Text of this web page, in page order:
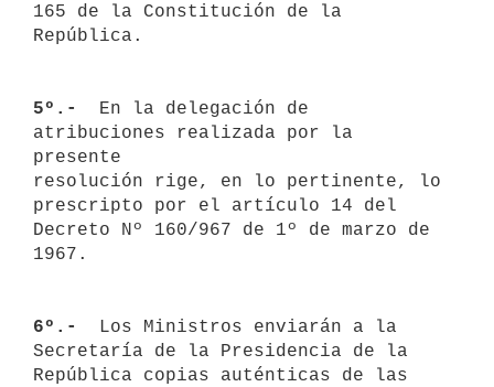
165 de la Constitución de la
República.
5º.-
En la delegación de
atribuciones realizada por la
presente
resolución rige, en lo pertinente, lo
prescripto por el artículo 14 del
Decreto Nº 160/967 de 1º de marzo de
1967.
6º.-
Los Ministros enviarán a la
Secretaría de la Presidencia de la
República copias auténticas de las